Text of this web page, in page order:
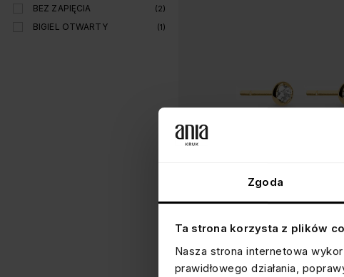
Zgoda
Ta strona korzysta z plików
Nasza strona internetowa
prawidłowego działania,
BEZ ZAPIĘCIA (2)
BIGIEL OTWARTY (1)
KOLCZYKI ZŁOTE Z CYRKONIAMI